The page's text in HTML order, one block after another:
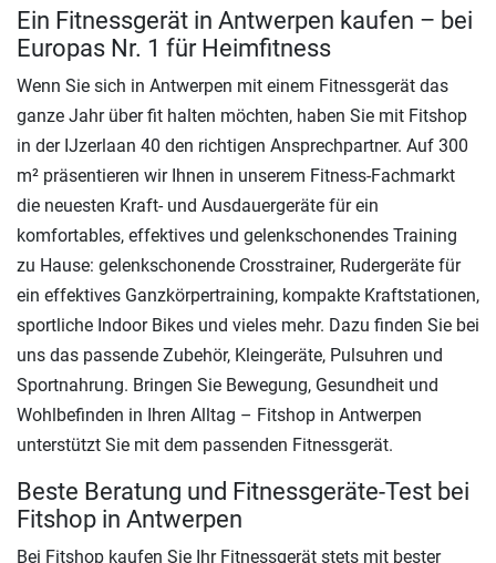
Ein Fitnessgerät in Antwerpen kaufen – bei
Europas Nr. 1 für Heimfitness
Wenn Sie sich in Antwerpen mit einem Fitnessgerät das
ganze Jahr über fit halten möchten, haben Sie mit Fitshop
in der IJzerlaan 40 den richtigen Ansprechpartner. Auf 300
m² präsentieren wir Ihnen in unserem Fitness-Fachmarkt
die neuesten Kraft- und Ausdauergeräte für ein
komfortables, effektives und gelenkschonendes Training
zu Hause: gelenkschonende Crosstrainer, Rudergeräte für
ein effektives Ganzkörpertraining, kompakte Kraftstationen,
sportliche Indoor Bikes und vieles mehr. Dazu finden Sie bei
uns das passende Zubehör, Kleingeräte, Pulsuhren und
Sportnahrung. Bringen Sie Bewegung, Gesundheit und
Wohlbefinden in Ihren Alltag – Fitshop in Antwerpen
unterstützt Sie mit dem passenden Fitnessgerät.
Beste Beratung und Fitnessgeräte-Test bei
Fitshop in Antwerpen
Bei Fitshop kaufen Sie Ihr Fitnessgerät stets mit bester